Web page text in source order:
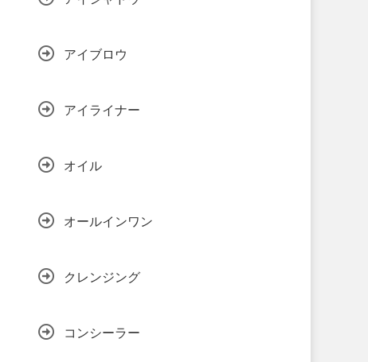
アイブロウ
アイライナー
オイル
オールインワン
クレンジング
コンシーラー